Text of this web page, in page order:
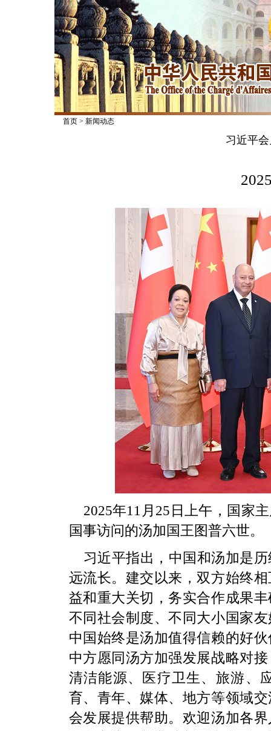
首页> 新闻动态
习近平
2025年11月25日上午，国家
国事访问的汤加国王图普六世。
习近平指出，中国和汤加是
远流长。建交以来，双方始终
益和重大关切，务实合作成果
不同社会制度、不同大小国家
中国始终是汤加值得信赖的好
中方愿同汤方加强发展战略对
清洁能源、医疗卫生、旅游、
育、青年、媒体、地方等领域
会发展提供帮助。欢迎汤加各